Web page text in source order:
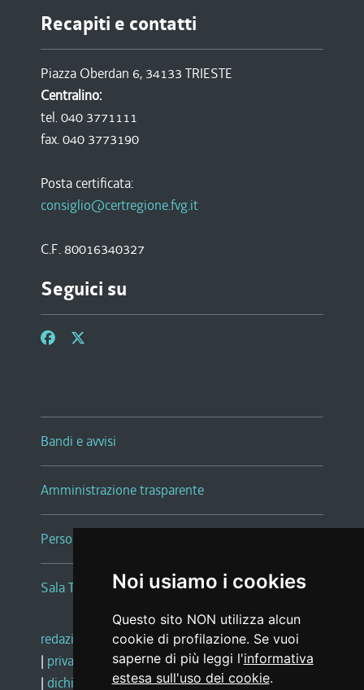
Noi usiamo i cookies
Questo sito NON utilizza alcun
cookie di profilazione. Se vuoi
saperne di più leggi l'informativa
estesa sull'uso dei cookie.
Recapiti e contatti
Piazza Oberdan 6, 34133 TRIESTE
Centralino:
tel. 040 3771111
fax. 040 3773190
Posta certificata:
consiglio@certregione.fvg.it
C.F. 80016340327
Seguici su
Bandi e avvisi
Amministrazione trasparente
Persone e Uffici
Sala Tiziano Tessitori
redazione web |note legali |glossario
| privacy
social media policy
| dichiarazione di accessibilità |feedback